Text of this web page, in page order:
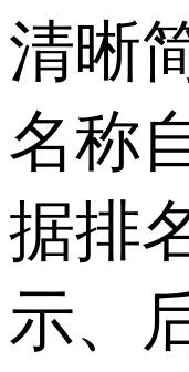
清晰
名称
据排
示、